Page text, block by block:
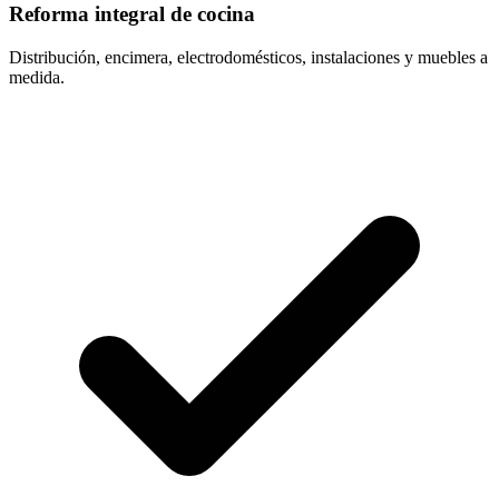
Reforma integral de cocina
Distribución, encimera, electrodomésticos, instalaciones y muebles a
medida.